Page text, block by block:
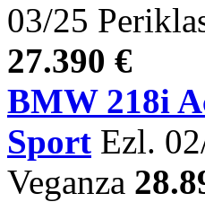
03/25
27.390 €
BMW 218i
Sport Ezl.
Veganza